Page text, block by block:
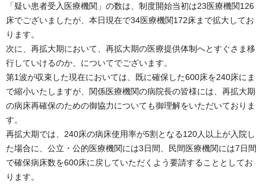
「疑い患者受入医療機関」の数は、制度開始当初は23医療機関126
床でございましたが、本日現在で34医療機関172床まで拡大してお
ります。
次に、再拡大期において、再拡大期の医療提供体制へとすぐさま移
行していけるのか、についてでございます。
第1波が収束した現在においては、既に確保した600床を240床にま
で縮小いたしますが、関係医療機関の病院長の皆様には、再拡大期
の病床再確保のための御協力についても御理解をいただいておりま
す。
再拡大期では、240床の病床使用率が5割となる120人以上が入院し
た場合に、公立・公的医療機関には3日間、民間医療機関には7日間
で確保病床数を600床に戻していただくよう要請することとしてお
ります。